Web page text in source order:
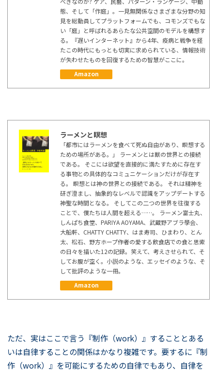
態、そして「作庭」。一見無関係なさまざまな分野の知
見を総動員してプラットフォームでも、コモンズでもな
い「庭」と呼ばれるあらたな公共空間のモデルを構想す
る。『遅いインターネット』から4年、疫病と戦争を経
たこの時代にもっとも切実に求められている、情報技術
が失わせたものを回復するための智慧がここに。
Amazon
ラーメンと瞑想
「都市にはラーメンを食べて死ぬ自由があり、瞑想する
ための場所がある。」 ラーメンとは獣の世界との接続
である。 そこには欲望を直接的に満たすために存在す
る事物との具体的なコミュニケーションだけが存在す
る。 瞑想とは神の世界との接続である。 それは精神を
研ぎ澄まし、抽象的なレベルで認識をアップデートする
神聖な時間となる。 そしてこの二つの世界を往復する
ことで、僕たちは人間を超える……。 ラーメン富士丸、
しんぱち食堂、PARIYA AOYAMA、武蔵野アブラ學会、
大船軒、CHATTY CHATTY、はま寿司、ひまわり、とん
太、松石、野方ホープ――作者の愛する飲食店での食と思索
の日々を描いた12の記録。笑えて、考えさせられて、そ
してお腹が空く。小説のような、エッセイのような、そ
して批評のような一冊。
Amazon
ただ、実はここで言う『制作（work）』することとある
いは自律することの関係はかなり複雑です。要するに『制
作（work）』を可能にするための自律でもあり、自律を